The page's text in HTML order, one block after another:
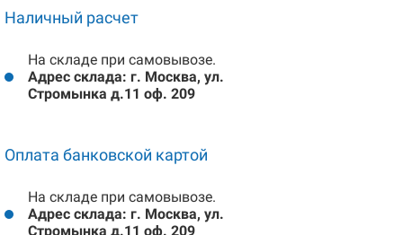
Наличный расчет
На складе при самовывозе.
Адрес склада: г. Москва, ул.
Стромынка д.11 оф. 209
Оплата банковской картой
На складе при самовывозе.
Адрес склада: г. Москва, ул.
Стромынка д.11 оф. 209